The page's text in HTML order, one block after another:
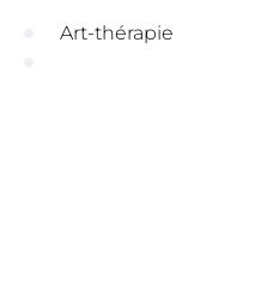
Art-thérapie